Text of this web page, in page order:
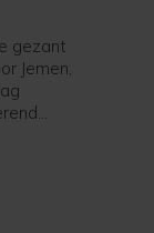
gezant
Jemen,